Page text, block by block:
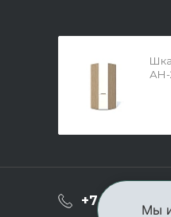
АН-
+7 (3952)
Мы